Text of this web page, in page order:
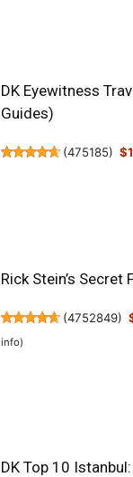
DK Eyewitness
Guides)
(475185)
Rick Stein’s Secret
(4752849)
info)
DK Top 10